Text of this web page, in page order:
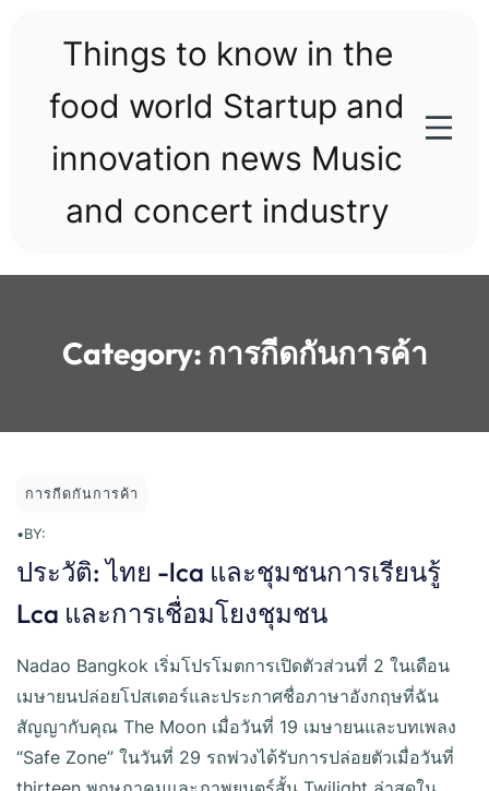
Things to know in the
food world Startup and
innovation news Music
and concert industry
Category: การกีดกันการค้า
การกีดกันการค้า
•BY:
ประวัติ: ไทย -lca และชุมชนการเรียนรู้
Lca และการเชื่อมโยงชุมชน
Nadao Bangkok เริ่มโปรโมตการเปิดตัวส่วนที่ 2 ในเดือน
เมษายนปล่อยโปสเตอร์และประกาศชื่อภาษาอังกฤษที่ฉัน
สัญญากับคุณ The Moon เมื่อวันที่ 19 เมษายนและบทเพลง
“Safe Zone” ในวันที่ 29 รถพ่วงได้รับการปล่อยตัวเมื่อวันที่